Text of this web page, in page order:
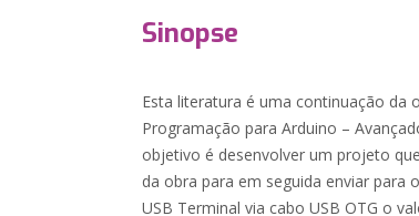
Sinopse
Esta literatura é uma continuação da
Programação para Arduino –
objetivo é desenvolver um projeto
da obra para em seguida enviar para
USB Terminal via cabo USB OTG o